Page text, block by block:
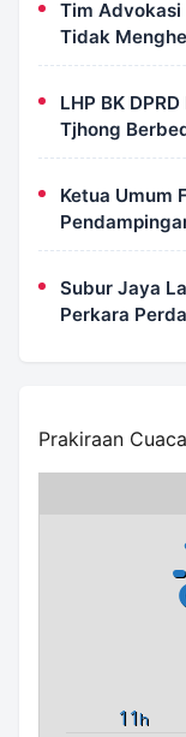
Tim Advokasi
Tidak
Tjhong Alias
LHP BK
Tjhong
FERADI WPI:
Ketua Umum
Tetap
Subur Jaya
Perkara
Prakiraan Cuaca
11h